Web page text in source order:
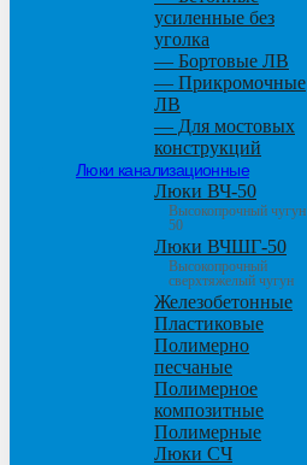
усиленные без
уголка
— Бортовые ЛВ
— Прикромочные
ЛВ
— Для мостовых
конструкций
Люки канализационные
Люки ВЧ-50
Высокопрочный чугун
50
Люки ВЧШГ-50
Высокопрочный
сверхтяжелый чугун
Железобетонные
Пластиковые
Полимерно
песчаные
Полимерное
композитные
Полимерные
Люки СЧ